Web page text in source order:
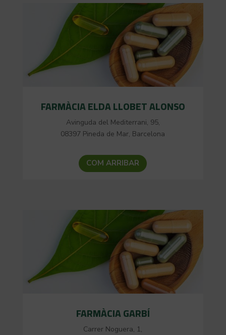
FARMÀCIA ELDA LLOBET ALONSO
Avinguda del Mediterrani, 95,
08397 Pineda de Mar, Barcelona
COM ARRIBAR
FARMÀCIA GARBÍ
Carrer Noguera, 1,